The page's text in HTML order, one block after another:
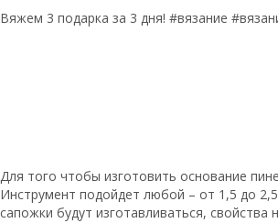
Вяжем 3 подарка за 3 дня! #вязание
Для того чтобы изготовить основание
Инструмент подойдет любой – от 1,5 до
сапожки будут изготавливаться,